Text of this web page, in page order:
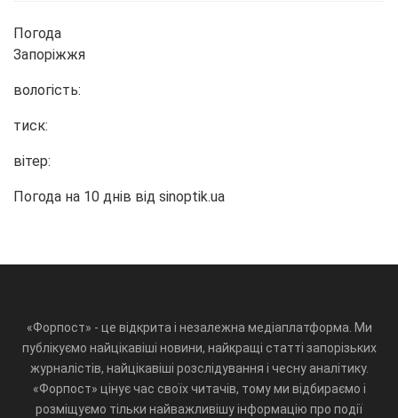
Погода
Запоріжжя
вологість:
тиск:
вітер:
Погода на 10 днів від sinoptik.ua
«Форпост» - це відкрита і незалежна медіаплатформа. Ми
публікуємо найцікавіші новини, найкращі статті запорізьких
журналістів, найцікавіші розслідування і чесну аналітику.
«Форпост» цінує час своїх читачів, тому ми відбираємо і
розміщуємо тільки найважливішу інформацію про події